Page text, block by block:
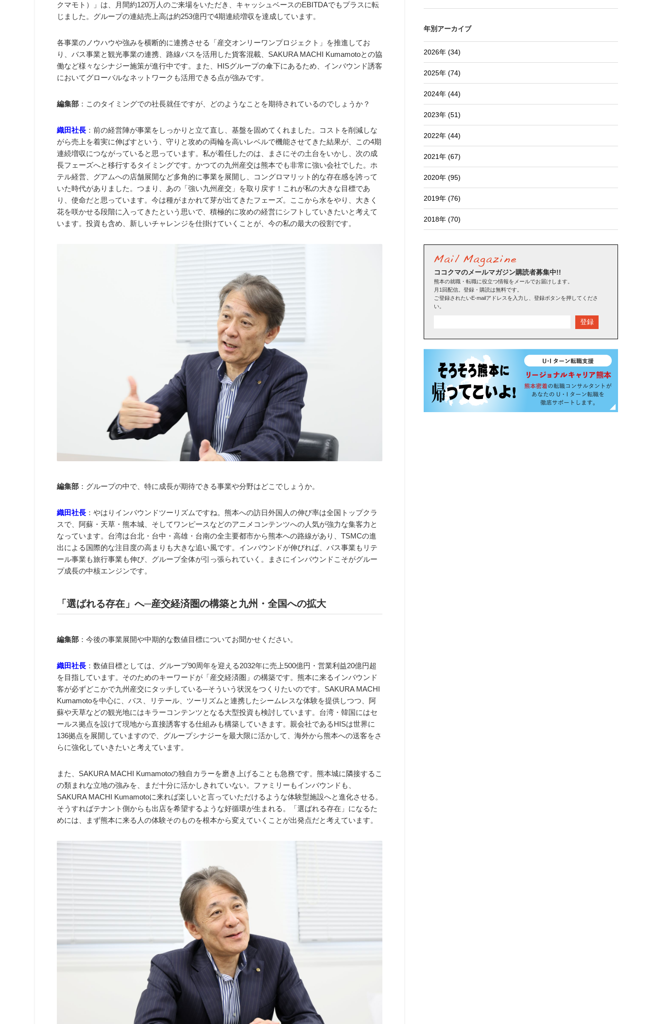
クマモト）」は、月間約120万人のご来場をいただき、キャッシュベースのEBITDAでもプラスに転
じました。グループの連結売上高は約253億円で4期連続増収を達成しています。
各事業のノウハウや強みを横断的に連携させる「産交オンリーワンプロジェクト」を推進してお
り、バス事業と観光事業の連携、路線バスを活用した貨客混載、SAKURA MACHI Kumamotoとの協
働など様々なシナジー施策が進行中です。また、HISグループの傘下にあるため、インバウンド誘客
においてグローバルなネットワークも活用できる点が強みです。
編集部 ：このタイミングでの社長就任ですが、どのようなことを期待されているのでしょうか？
織田社長 ：前の経営陣が事業をしっかりと立て直し、基盤を固めてくれました。コストを削減しな
がら売上を着実に伸ばすという、守りと攻めの両輪を高いレベルで機能させてきた結果が、この4期
連続増収につながっていると思っています。私が着任したのは、まさにその土台をいかし、次の成
長フェーズへと移行するタイミングです。かつての九州産交は熊本でも非常に強い会社でした。ホ
テル経営、グアムへの店舗展開など多角的に事業を展開し、コングロマリット的な存在感を誇って
いた時代がありました。つまり、あの「強い九州産交」を取り戻す！これが私の大きな目標であ
り、使命だと思っています。今は種がまかれて芽が出てきたフェーズ。ここから水をやり、大きく
花を咲かせる段階に入ってきたという思いで、積極的に攻めの経営にシフトしていきたいと考えて
います。投資も含め、新しいチャレンジを仕掛けていくことが、今の私の最大の役割です。
編集部 ：グループの中で、特に成長が期待できる事業や分野はどこでしょうか。
織田社長 ：やはりインバウンドツーリズムですね。熊本への訪日外国人の伸び率は全国トップクラ
スで、阿蘇・天草・熊本城、そしてワンピースなどのアニメコンテンツへの人気が強力な集客力と
なっています。台湾は台北・台中・高雄・台南の全主要都市から熊本への路線があり、TSMCの進
出による国際的な注目度の高まりも大きな追い風です。インバウンドが伸びれば、バス事業もリテ
ール事業も旅行事業も伸び、グループ全体が引っ張られていく。まさにインバウンドこそがグルー
プ成長の中核エンジンです。
「選ばれる存在」へ─産交経済圏の構築と九州・全国への拡大
編集部 ：今後の事業展開や中期的な数値目標についてお聞かせください。
織田社長 ：数値目標としては、グループ90周年を迎える2032年に売上500億円・営業利益20億円超
を目指しています。そのためのキーワードが「産交経済圏」の構築です。熊本に来るインバウンド
客が必ずどこかで九州産交にタッチしている─そういう状況をつくりたいのです。SAKURA MACHI
Kumamotoを中心に、バス、リテール、ツーリズムと連携したシームレスな体験を提供しつつ、阿
蘇や天草などの観光地にはキラーコンテンツとなる大型投資も検討しています。台湾・韓国にはセ
ールス拠点を設けて現地から直接誘客する仕組みも構築していきます。親会社であるHISは世界に
136拠点を展開していますので、グループシナジーを最大限に活かして、海外から熊本への送客をさ
らに強化していきたいと考えています。
また、SAKURA MACHI Kumamotoの独自カラーを磨き上げることも急務です。熊本城に隣接するこ
の類まれな立地の強みを、まだ十分に活かしきれていない。ファミリーもインバウンドも、
SAKURA MACHI Kumamotoに来れば楽しいと言っていただけるような体験型施設へと進化させる。
そうすればテナント側からも出店を希望するような好循環が生まれる。「選ばれる存在」になるた
めには、まず熊本に来る人の体験そのものを根本から変えていくことが出発点だと考えています。
年別アーカイブ
2026年 (34)
2025年 (74)
2024年 (44)
2023年 (51)
2022年 (44)
2021年 (67)
2020年 (95)
2019年 (76)
2018年 (70)
ココクマのメールマガジン購読者募集中!!
熊本の就職・転職に役立つ情報をメールでお届けします。
月1回配信。登録・購読は無料です。
ご登録されたいE-mailアドレスを入力し、登録ボタンを押してくださ
い。
登録